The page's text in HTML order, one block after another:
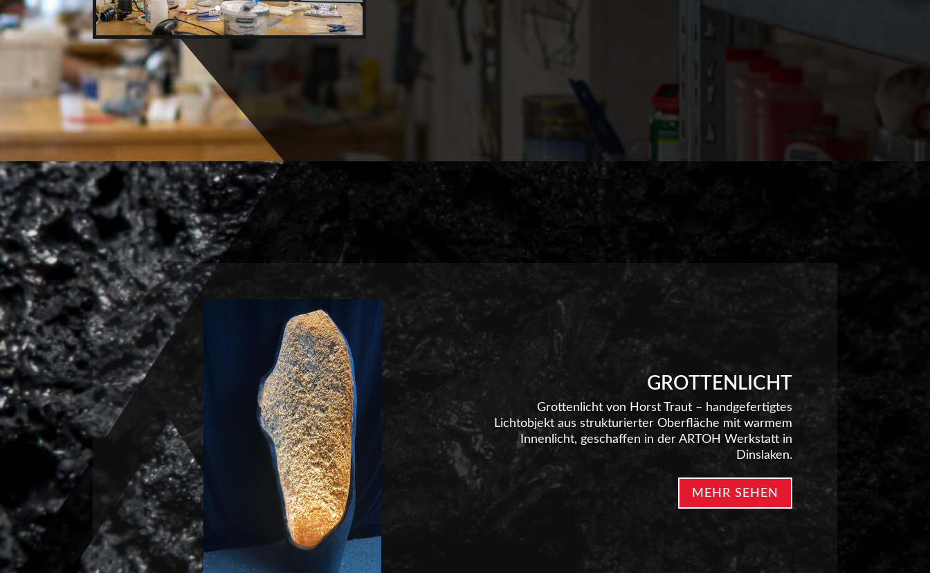
GROTTENLICHT
Grottenlicht von Horst Traut – handgefertigtes
Lichtobjekt aus strukturierter Oberfläche mit warmem
Innenlicht, geschaffen in der ARTOH Werkstatt in
Dinslaken.
MEHR SEHEN